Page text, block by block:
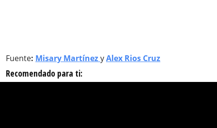
Fuente: Misary MartínezyAlex Rios Cruz
Recomendado para ti: